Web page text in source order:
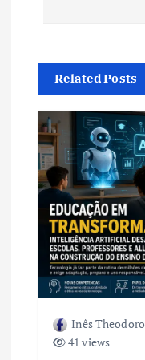
o
d
e
P
t
Related Posts
Inês Theodoro
41 views